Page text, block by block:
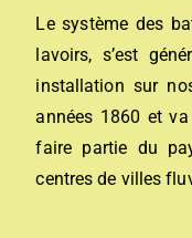
Le système des
lavoirs, s’est
installation sur
années 1860 et va
faire partie du
centres de villes